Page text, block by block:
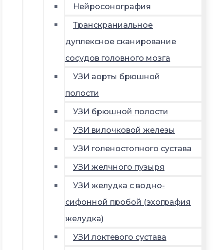
Нейросонография
Транскраниальное
дуплексное сканирование
сосудов головного мозга
УЗИ аорты брюшной
полости
УЗИ брюшной полости
УЗИ вилочковой железы
УЗИ голеностопного сустава
УЗИ желчного пузыря
УЗИ желудка с водно-
сифонной пробой (эхография
желудка)
УЗИ локтевого сустава